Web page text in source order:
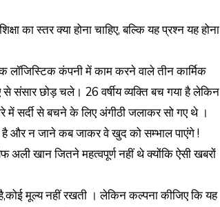
लॉजिस्टिक कंपनी में काम करने वाले तीन कार्मिक
संसार छोड़ चले। 26 वर्षीय व्यक्ति बच गया है लेकिन
में सर्दी से बचने के लिए अंगीठी जलाकर सो गए थे ।
है और न जाने कब जाकर वे खुद को सम्भाल पाएंगे !
खान जितने महत्वपूर्ण नहीं थे क्योंकि ऐसी खबरों
है,कोई मूल्य नहीं रखती । लेकिन कल्पना कीजिए कि यह